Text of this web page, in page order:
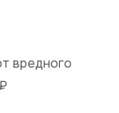
вредного
₽